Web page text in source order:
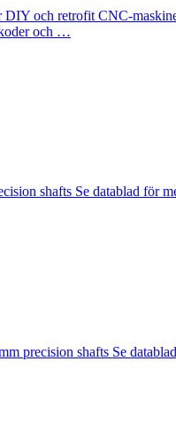
DIY och retrofit CNC-
och …
shafts Se datablad för
precision shafts Se